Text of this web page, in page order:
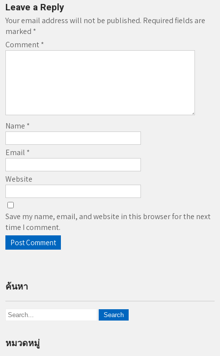
Leave a Reply
Your email address will not be published. Required fields are
marked *
Comment*
Name *
Email *
Website
Save my name, email, and website in this browser for the next
time I comment.
ค้นหา
หมวดหมู่